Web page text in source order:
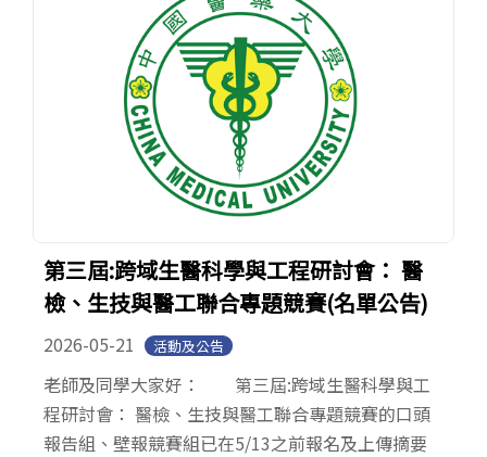
第三屆:跨域生醫科學與工程研討會： 醫
檢、生技與醫工聯合專題競賽(名單公告)
2026-05-21 活動及公告
老師及同學大家好： 第三屆:跨域生醫科學與工
程研討會： 醫檢、生技與醫工聯合專題競賽的口頭
報告組、壁報競賽組已在5/13之前報名及上傳摘要